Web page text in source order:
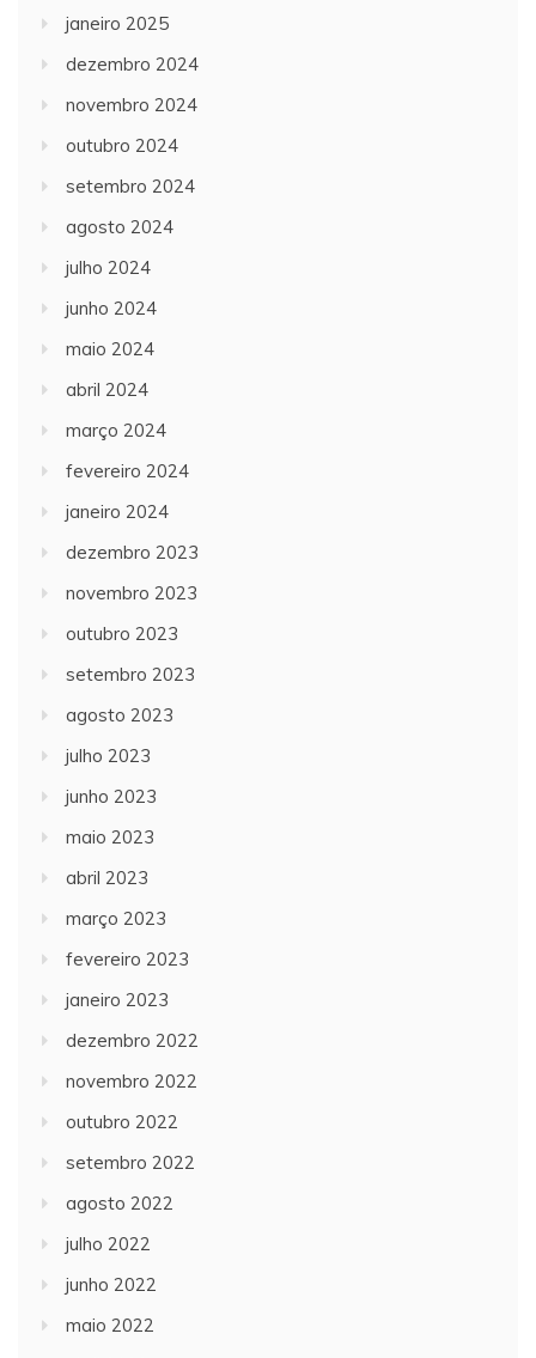
janeiro 2025
dezembro 2024
novembro 2024
outubro 2024
setembro 2024
agosto 2024
julho 2024
junho 2024
maio 2024
abril 2024
março 2024
fevereiro 2024
janeiro 2024
dezembro 2023
novembro 2023
outubro 2023
setembro 2023
agosto 2023
julho 2023
junho 2023
maio 2023
abril 2023
março 2023
fevereiro 2023
janeiro 2023
dezembro 2022
novembro 2022
outubro 2022
setembro 2022
agosto 2022
julho 2022
junho 2022
maio 2022